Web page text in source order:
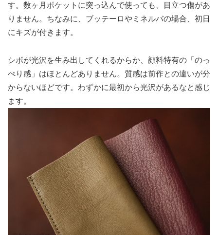
す。数ヶ月ポケットに突っ込んで使っても、目立つ傷があ
りません。ちなみに、ブッテーロやミネルバの場合、初日
にキズが付きます。
シボが光沢を生み出してくれるからか、顔料特有の「のっ
ぺり感」はほとんどありません。質感は前作との違いが分
からないほどです。わずかに最初から光沢があるなと感じ
ます。